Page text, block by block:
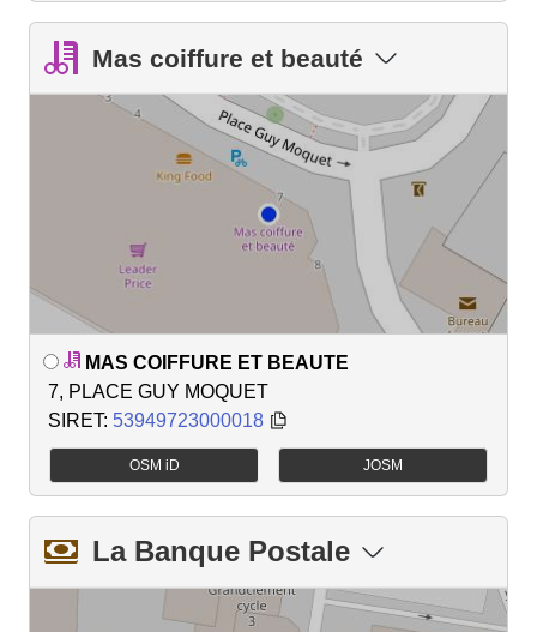
Mas coiffure et beauté
MAS COIFFURE ET BEAUTE
7, PLACE GUY MOQUET
SIRET: 53949723000018
OSM iD JOSM
La Banque Postale